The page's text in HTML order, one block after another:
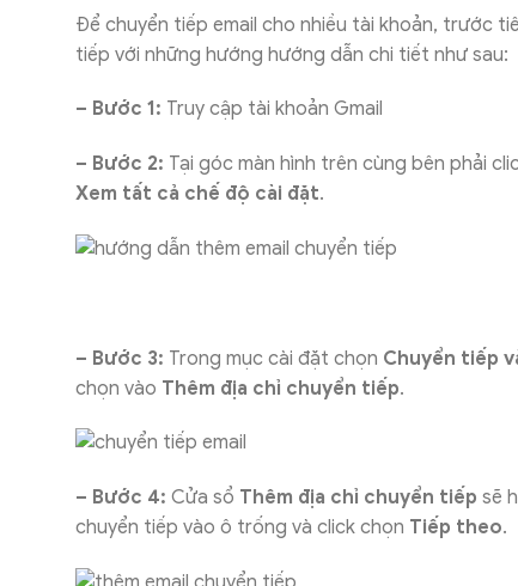
Để chuyển tiếp email cho nhiều tài khoản, trước
tiếp với những hướng hướng dẫn chi tiết như sau:
– Bước 1: Truy cập tài khoản Gmail
– Bước 2: Tại góc màn hình trên cùng bên phải
Xem tất cả chế độ cài đặt.
– Bước 3: Trong mục cài đặt chọn Chuyển tiếp
chọn vào Thêm địa chỉ chuyển tiếp.
– Bước 4: Cửa sổ Thêm địa chỉ chuyển tiếp sẽ
chuyển tiếp vào ô trống và click chọn Tiếp theo.